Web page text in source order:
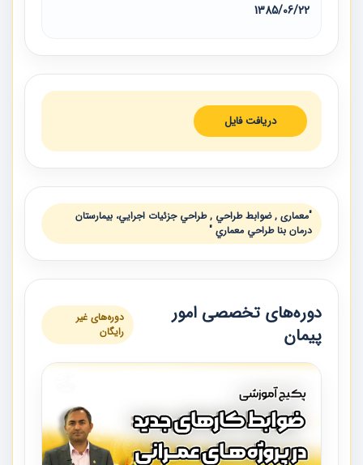
1385/06/22
دریافت فایل
"معماری , ضوابط طراحي , طراحي جزئيات اجرايي، بيمارستان
درمان بنا طراحي معماري "
دوره‌های تخصصی امور
پیمان
دوره‌های غیر
رایگان